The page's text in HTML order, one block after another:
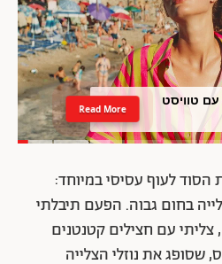
פסים עם טוויסט
Read More
לעוף עסיסי במיוחד:
בחום גבוה. הפעם תיבלתי
עם חצילים קטנטנים
שסופג את נוזלי הצלייה